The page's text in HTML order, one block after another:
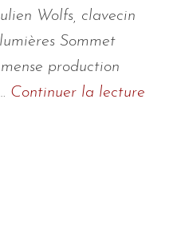
Wolfs, clavecin
Sommet
production
Continuer la lecture